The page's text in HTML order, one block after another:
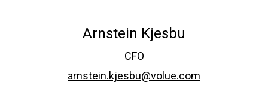
Arnstein Kjesbu
CFO
arnstein.kjesbu@volue.com